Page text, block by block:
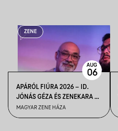
ZENE
APÁRÓL FIÚRA 2026 – ID.
JÓNÁS GÉZA ÉS ZENEKARA &
IFJ. JÓNÁS GÉZA ÉS
ZENEKARA, VENDÉG: ROBY
MAGYAR ZENE HÁZA
AUG
06